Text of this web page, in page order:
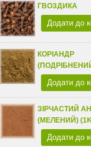
ГВОЗДИКА
Додати до
КОРІАНДР
Додати до
ЗІРЧАСТИЙ
(МЕЛЕНИЙ)
Додати до